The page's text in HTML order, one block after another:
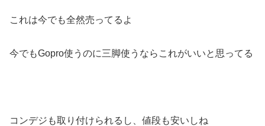
これは今でも全然売ってるよ
今でもGopro使うのに三脚使うならこれがいいと思ってる
コンデジも取り付けられるし、値段も安いしね